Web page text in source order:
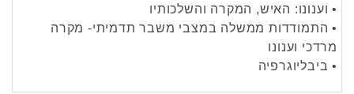
• וענונו: האיש, המקרה והשלכותיו
• התמודדות ממשלה במצבי משבר תדמיתי- מקרה
מרדכי וענונו
• ביבליוגרפיה